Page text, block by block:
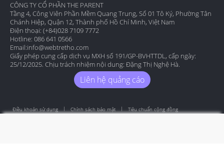
CÔNG TY CỔ PHẦN THE PARENT
Tầng 4, Công Viên Phần Mềm Quang Trung, Số 01 Tô Ký, Phường Tân
Chánh Hiệp, Quận 12, Thành phố Hồ Chí Minh, Việt Nam
Điện thoại: (+84)028 7109 7772
Hotline: 086 641 0566
Email:info@webtretho.com
Giấy phép cung cấp dịch vụ MXH số 191/GP-BVHTTDL, cấp ngày:
25/12/2025. Chịu trách nhiệm nội dung: Đặng Thị Nghệ Hà.
Liên hệ quảng cáo
Điều khoản sử dụng Chính sách bảo mật Tiêu chuẩn cộng đồng